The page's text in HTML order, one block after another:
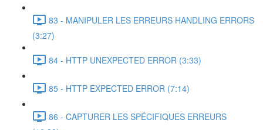
83 - MANIPULER LES ERREURS HANDLING ERRORS
(3:27)
84 - HTTP UNEXPECTED ERROR (3:33)
85 - HTTP EXPECTED ERROR (7:14)
86 - CAPTURER LES SPÉCIFIQUES ERREURS